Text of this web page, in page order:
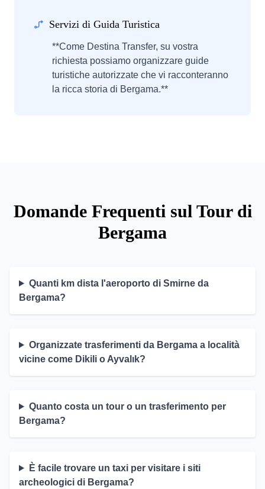
Servizi di Guida Turistica
**Come Destina Transfer, su vostra
richiesta possiamo organizzare guide
turistiche autorizzate che vi racconteranno
la ricca storia di Bergama.**
Domande Frequenti sul Tour di
Bergama
Quanti km dista l'aeroporto di Smirne da
Bergama?
Organizzate trasferimenti da Bergama a località
vicine come Dikili o Ayvalık?
Quanto costa un tour o un trasferimento per
Bergama?
È facile trovare un taxi per visitare i siti
archeologici di Bergama?